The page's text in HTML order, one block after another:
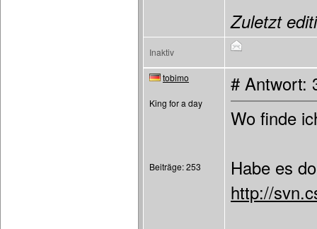
Zuletzt
Inaktiv
tobimo
King for a day
Beiträge: 253
# Antwort:
Wo finde
Habe es
http://